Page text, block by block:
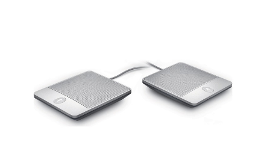
Hỗ trợ
Tài liệu hướng dẫn
Giới thiệu